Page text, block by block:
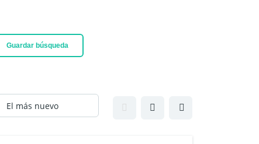
Guardar búsqueda